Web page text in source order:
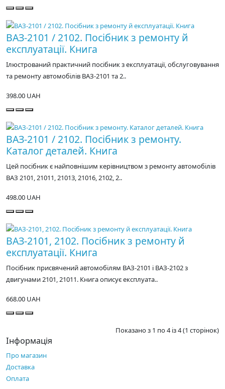
ВАЗ-2101 / 2102. Посібник з ремонту й
експлуатації. Книга
Ілюстрований практичний посібник з експлуатації, обслуговування
та ремонту автомобілів ВАЗ-2101 та 2..
398.00 UAH
ВАЗ-2101 / 2102. Посібник з ремонту.
Каталог деталей. Книга
Цей посібник є найповнішим керівництвом з ремонту автомобілів
ВАЗ 2101, 21011, 21013, 21016, 2102, 2..
498.00 UAH
ВАЗ-2101, 2102. Посібник з ремонту й
експлуатації. Книга
Посібник присвячений автомобілям ВАЗ-2101 і ВАЗ-2102 з
двигунами 2101, 21011. Книга описує експлуата..
668.00 UAH
Показано з 1 по 4 із 4 (1 сторінок)
Інформація
Про магазин
Доставка
Оплата